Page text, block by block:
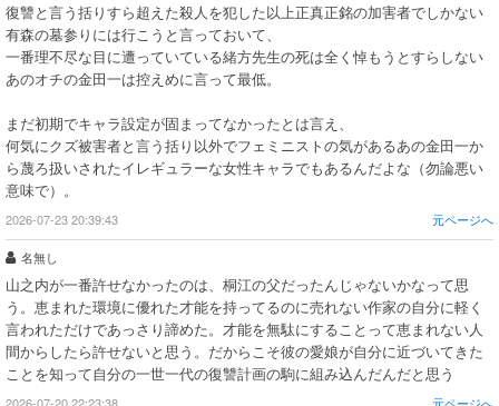
復讐と言う括りすら超えた殺人を犯した以上正真正銘の加害者でしかない
有森の墓参りには行こうと言っておいて、
一番理不尽な目に遭っていている緒方先生の死は全く悼もうとすらしない
あのオチの金田一は控えめに言って最低。
まだ初期でキャラ設定が固まってなかったとは言え、
何気にクズ被害者と言う括り以外でフェミニストの気があるあの金田一か
ら蔑ろ扱いされたイレギュラーな女性キャラでもあるんだよな（勿論悪い
意味で）。
2026-07-23 20:39:43 元ページへ
名無し
山之内が一番許せなかったのは、桐江の父だったんじゃないかなって思
う。恵まれた環境に優れた才能を持ってるのに売れない作家の自分に軽く
言われただけであっさり諦めた。才能を無駄にすることって恵まれない人
間からしたら許せないと思う。だからこそ彼の愛娘が自分に近づいてきた
ことを知って自分の一世一代の復讐計画の駒に組み込んだんだと思う